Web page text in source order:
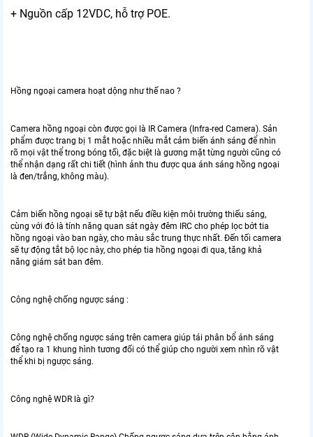
+ Nguồn cấp 12VDC, hỗ trợ POE.
Hồng ngoại camera hoạt dộng như thế nao ?
Camera hồng ngoại còn được gọi là IR Camera (Infra-red Camera). Sản
phẩm được trang bị 1 mắt hoặc nhiều mắt cảm biến ánh sáng để nhìn
rõ mọi vật thể trong bóng tối, đặc biệt là gương mặt từng người cũng có
thể nhận dạng rất chi tiết (hình ảnh thu được qua ánh sáng hồng ngoại
là đen/trắng, không màu).
Cảm biến hồng ngoại sẽ tự bật nếu điều kiện môi trường thiếu sáng,
cùng với đó là tính năng quan sát ngày đêm IRC cho phép lọc bớt tia
hồng ngoại vào ban ngày, cho màu sắc trung thực nhất. Đến tối camera
sẽ tự động tắt bộ lọc này, cho phép tia hồng ngoại đi qua, tăng khả
năng giám sát ban đêm.
Công nghệ chống ngược sáng :
Công nghệ chống ngược sáng trên camera giúp tái phân bổ ánh sáng
để tạo ra 1 khung hình tương đối có thể giúp cho người xem nhìn rõ vật
thể khi bị ngược sáng.
Công nghệ WDR là gì?